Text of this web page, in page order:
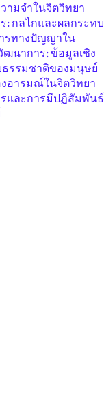
ามจำในจิตวิทยา
: กลไกและผลกระทบ
รทางปัญญาใน
ฒนาการ: ข้อมูลเชิง
ธรรมชาติของมนุษย์
อารมณ์ในจิตวิทยา
และการมีปฏิสัมพันธ์